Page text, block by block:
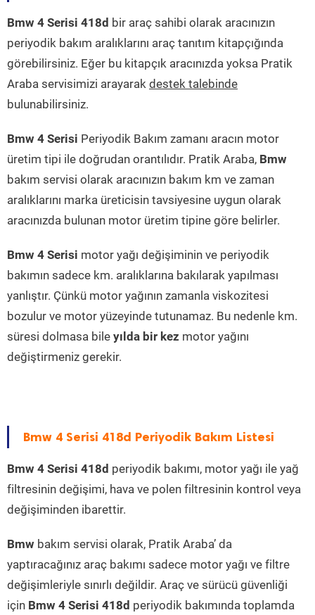
Bmw 4 Serisi 418d bir araç sahibi olarak aracınızın
periyodik bakım aralıklarını araç tanıtım kitapçığında
görebilirsiniz. Eğer bu kitapçık aracınızda yoksa Pratik
Araba servisimizi arayarak destek talebinde
bulunabilirsiniz.
Bmw 4 Serisi Periyodik Bakım zamanı aracın motor
üretim tipi ile doğrudan orantılıdır. Pratik Araba, Bmw
bakım servisi olarak aracınızın bakım km ve zaman
aralıklarını marka üreticisin tavsiyesine uygun olarak
aracınızda bulunan motor üretim tipine göre belirler.
Bmw 4 Serisi motor yağı değişiminin ve periyodik
bakımın sadece km. aralıklarına bakılarak yapılması
yanlıştır. Çünkü motor yağının zamanla viskozitesi
bozulur ve motor yüzeyinde tutunamaz. Bu nedenle km.
süresi dolmasa bile yılda bir kez motor yağını
değiştirmeniz gerekir.
Bmw 4 Serisi 418d Periyodik Bakım Listesi
Bmw 4 Serisi 418d periyodik bakımı, motor yağı ile yağ
filtresinin değişimi, hava ve polen filtresinin kontrol veya
değişiminden ibarettir.
Bmw bakım servisi olarak, Pratik Araba’ da
yaptıracağınız araç bakımı sadece motor yağı ve filtre
değişimleriyle sınırlı değildir. Araç ve sürücü güvenliği
için Bmw 4 Serisi 418d periyodik bakımında toplamda